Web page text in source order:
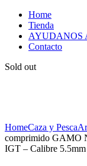
Home
Tienda
AYUDANOS
Contacto
Sold out
HomeCaza y Pesca
comprimido GAMO
IGT – Calibre 5.5mm